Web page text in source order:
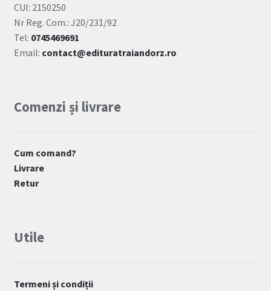
CUI: 2150250
Nr Reg. Com.: J20/231/92
Tel: 0745469691
Email: contact@edituratraiandorz.ro
Comenzi și livrare
Cum comand?
Livrare
Retur
Utile
Termeni și condiții